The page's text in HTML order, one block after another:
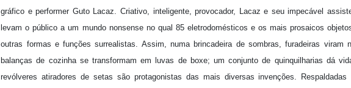
gráfico e performer Guto Lacaz. Criativo, inteligente, provocador, Lacaz e seu impecável
levam o público a um mundo nonsense no qual 85 eletrodomésticos e os mais prosaicos
outras formas e funções surrealistas. Assim, numa brincadeira de sombras, furadeiras viram
balanças de cozinha se transformam em luvas de boxe; um conjunto de quinquilharias dá
revólveres atiradores de setas são protagonistas das mais diversas invenções.